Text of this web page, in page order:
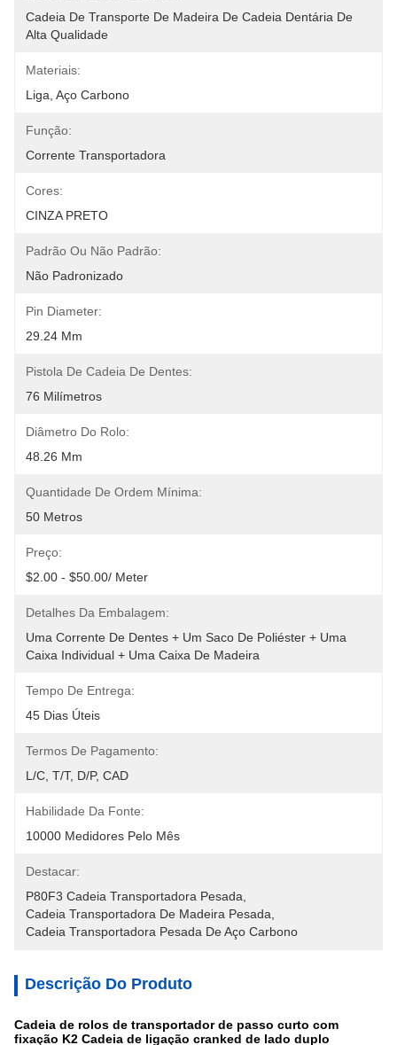
Cadeia De Transporte De Madeira De Cadeia Dentária De
Alta Qualidade
Materiais:
Liga, Aço Carbono
Função:
Corrente Transportadora
Cores:
CINZA PRETO
Padrão Ou Não Padrão:
Não Padronizado
Pin Diameter:
29.24 Mm
Pistola De Cadeia De Dentes:
76 Milímetros
Diâmetro Do Rolo:
48.26 Mm
Quantidade De Ordem Mínima:
50 Metros
Preço:
$2.00 - $50.00/ Meter
Detalhes Da Embalagem:
Uma Corrente De Dentes + Um Saco De Poliéster + Uma
Caixa Individual + Uma Caixa De Madeira
Tempo De Entrega:
45 Dias Úteis
Termos De Pagamento:
L/C, T/T, D/P, CAD
Habilidade Da Fonte:
10000 Medidores Pelo Mês
Destacar:
P80F3 Cadeia Transportadora Pesada
Cadeia Transportadora De Madeira Pesada
Cadeia Transportadora Pesada De Aço Carbono
Descrição Do Produto
Cadeia de rolos de transportador de passo curto com
fixação K2 Cadeia de ligação cranked de lado duplo